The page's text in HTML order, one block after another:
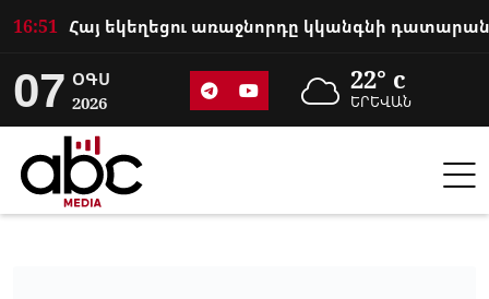
16:51
07 ՕԳՍ
2026
22° c
ԵՐԵՎԱՆ